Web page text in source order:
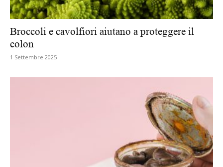
Broccoli e cavolfiori aiutano a proteggere il
colon
1 Settembre 2025